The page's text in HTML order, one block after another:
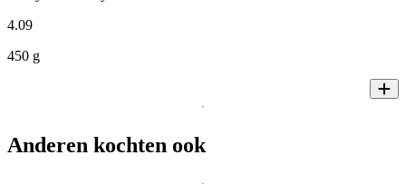
4.09
450 g
Anderen kochten ook